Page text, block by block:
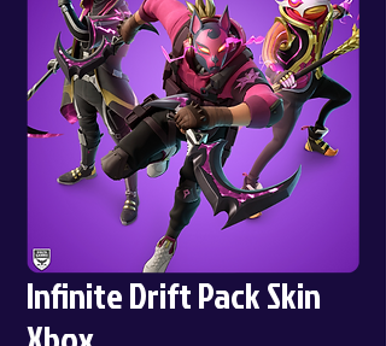
Infinite Drift Pack Skin